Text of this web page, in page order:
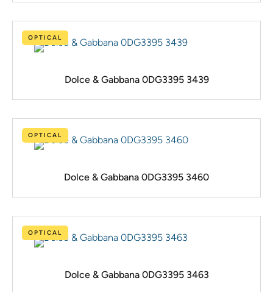
OPTICAL
Dolce & Gabbana 0DG3395 3439
OPTICAL
Dolce & Gabbana 0DG3395 3460
OPTICAL
Dolce & Gabbana 0DG3395 3463